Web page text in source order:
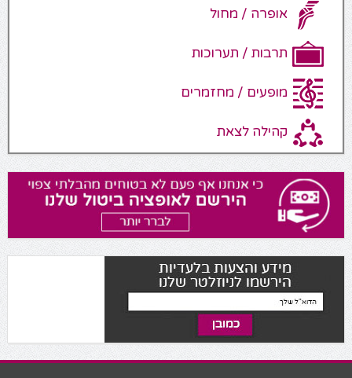
אופרה / מחול
תרבות / תערוכות
מופעים / מחזמרים
קהילה לצאת